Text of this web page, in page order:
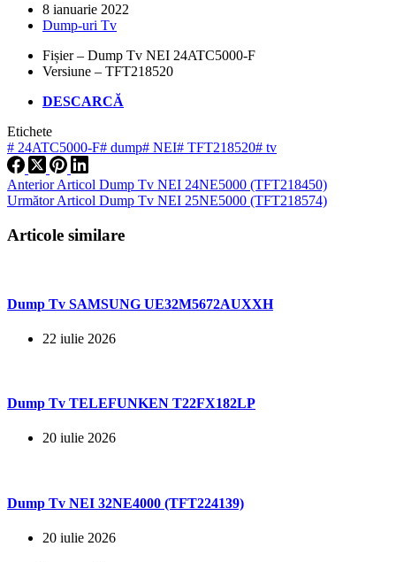
8 ianuarie 2022
Dump-uri Tv
Fișier – Dump Tv NEI 24ATC5000-F
Versiune – TFT218520
DESCARCĂ
Etichete
# 24ATC5000-F# dump# NEI# TFT218520# tv
AnteriorArticol Dump Tv NEI 24NE5000 (TFT218450)
UrmătorArticol Dump Tv NEI 25NE5000 (TFT218574)
Articole similare
Dump Tv SAMSUNG UE32M5672AUXXH
22 iulie 2026
Dump Tv TELEFUNKEN T22FX182LP
20 iulie 2026
Dump Tv NEI 32NE4000 (TFT224139)
20 iulie 2026